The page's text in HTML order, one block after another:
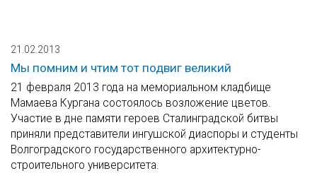
21.02.2013
Мы помним и чтим тот подвиг великий
21 февраля 2013 года на мемориальном кладбище
Мамаева Кургана состоялось возложение цветов.
Участие в дне памяти героев Сталинградской битвы
приняли представители ингушской диаспоры и студенты
Волгоградского государственного архитектурно-
строительного университета.